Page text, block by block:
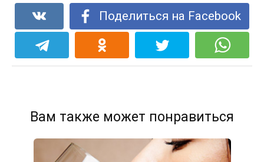
Поделиться на Facebook
Вам также может понравиться